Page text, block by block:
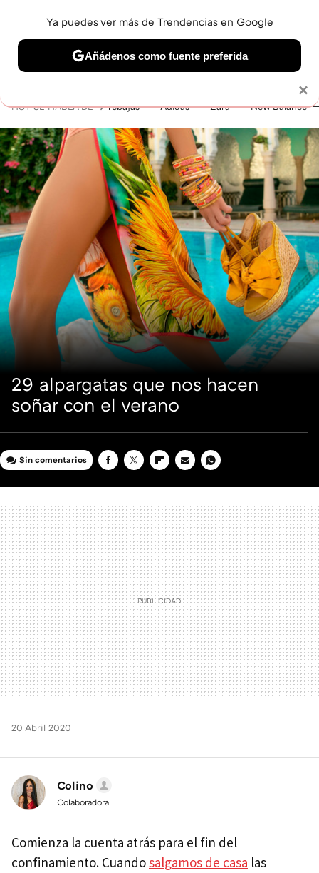
BELLEZA SHOPPING VIAJES GASTRO SNEAKERS
HOY SE HABLA DE rebajas Adidas Zara New Balance
29 alpargatas que nos hacen
soñar con el verano
Sin comentarios
20 Abril 2020
Colino
Colaboradora
Comienza la cuenta atrás para el fin del
confinamiento. Cuandosalgamos de casa las
×
Ya puedes ver más de Trendencias en Google
Añádenos como fuente preferida